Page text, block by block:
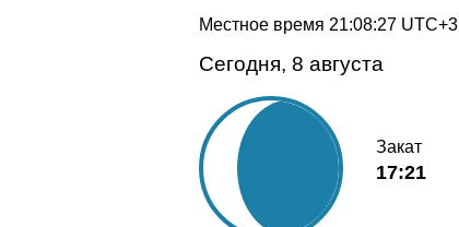
Местное время 21:08:27 UTC+3
Сегодня, 8 августа
Закат
17:21